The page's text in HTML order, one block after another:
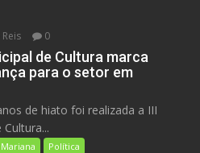
0
de Cultura marca
para o setor em
de hiato foi realizada a III
Mariana Política